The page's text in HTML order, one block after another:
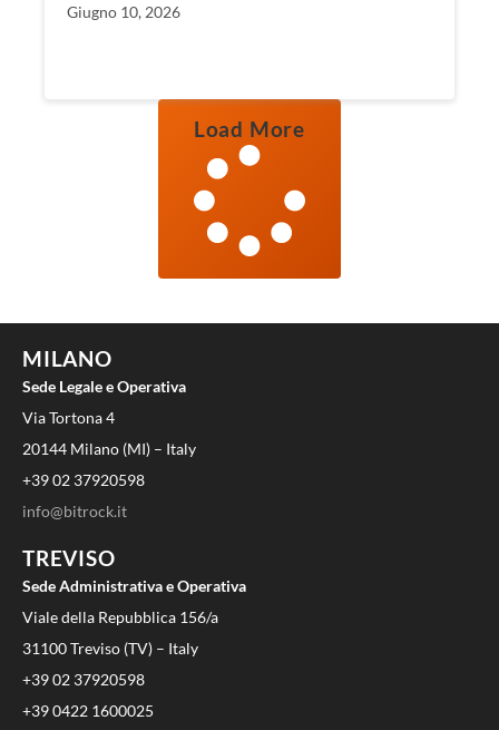
Giugno 10, 2026
Load More
MILANO
Sede Legale e Operativa
Via Tortona 4
20144 Milano (MI) – Italy
+39 02 37920598
info@bitrock.it
TREVISO
Sede Administrativa e Operativa
Viale della Repubblica 156/a
31100 Treviso (TV) – Italy
+39 02 37920598
+39 0422 1600025